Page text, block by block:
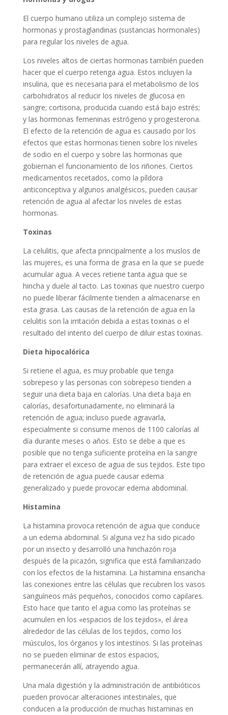
El cuerpo humano utiliza un complejo sistema de
hormonas y prostaglandinas (sustancias hormonales)
para regular los niveles de agua.
Los niveles altos de ciertas hormonas también pueden
hacer que el cuerpo retenga agua. Estos incluyen la
insulina, que es necesaria para el metabolismo de los
carbohidratos al reducir los niveles de glucosa en
sangre; cortisona, producida cuando está bajo estrés;
y las hormonas femeninas estrógeno y progesterona.
El efecto de la retención de agua es causado por los
efectos que estas hormonas tienen sobre los niveles
de sodio en el cuerpo y sobre las hormonas que
gobiernan el funcionamiento de los riñones. Ciertos
medicamentos recetados, como la píldora
anticonceptiva y algunos analgésicos, pueden causar
retención de agua al afectar los niveles de estas
hormonas.
Toxinas
La celulitis, que afecta principalmente a los muslos de
las mujeres, es una forma de grasa en la que se puede
acumular agua. A veces retiene tanta agua que se
hincha y duele al tacto. Las toxinas que nuestro cuerpo
no puede liberar fácilmente tienden a almacenarse en
esta grasa. Las causas de la retención de agua en la
celulitis son la irritación debida a estas toxinas o el
resultado del intento del cuerpo de diluir estas toxinas.
Dieta hipocalórica
Si retiene el agua, es muy probable que tenga
sobrepeso y las personas con sobrepeso tienden a
seguir una dieta baja en calorías. Una dieta baja en
calorías, desafortunadamente, no eliminará la
retención de agua; incluso puede agravarla,
especialmente si consume menos de 1100 calorías al
día durante meses o años. Esto se debe a que es
posible que no tenga suficiente proteína en la sangre
para extraer el exceso de agua de sus tejidos. Este tipo
de retención de agua puede causar edema
generalizado y puede provocar edema abdominal.
Histamina
La histamina provoca retención de agua que conduce
a un edema abdominal. Si alguna vez ha sido picado
por un insecto y desarrolló una hinchazón roja
después de la picazón, significa que está familiarizado
con los efectos de la histamina. La histamina ensancha
las conexiones entre las células que recubren los vasos
sanguíneos más pequeños, conocidos como capilares.
Esto hace que tanto el agua como las proteínas se
acumulen en los «espacios de los tejidos», el área
alrededor de las células de los tejidos, como los
músculos, los órganos y los intestinos. Si las proteínas
no se pueden eliminar de estos espacios,
permanecerán allí, atrayendo agua.
Una mala digestión y la administración de antibióticos
pueden provocar alteraciones intestinales, que
conducen a la producción de muchas histaminas en